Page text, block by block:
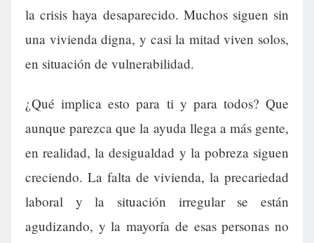
la crisis haya desaparecido. Muchos siguen sin
una vivienda digna, y casi la mitad viven solos,
en situación de vulnerabilidad.
¿Qué implica esto para ti y para todos? Que
aunque parezca que la ayuda llega a más gente,
en realidad, la desigualdad y la pobreza siguen
creciendo. La falta de vivienda, la precariedad
laboral y la situación irregular se están
agudizando, y la mayoría de esas personas no